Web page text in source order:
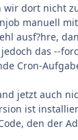
wir dort nicht
manuell
ausf?hre,
das --
Cron-
jetzt auch
ist
den der